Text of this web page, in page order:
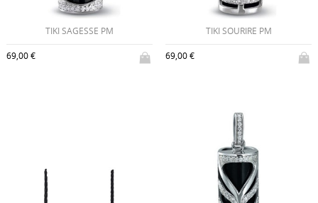
TIKI SAGESSE PM
69,00 €
TIKI SOURIRE PM
69,00 €